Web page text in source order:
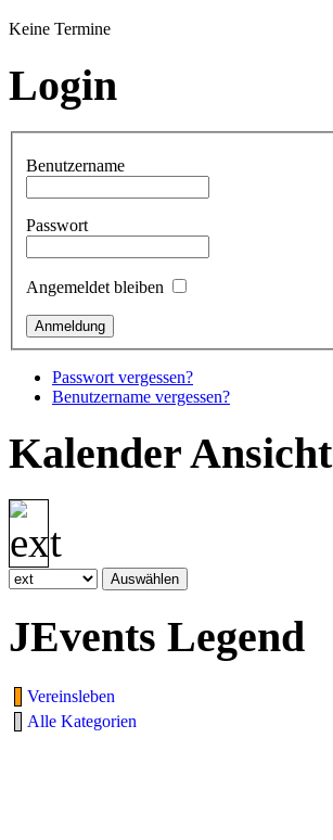
Keine Termine
Login
Benutzername
Passwort
Angemeldet bleiben
Passwort vergessen?
Benutzername vergessen?
Kalender Ansicht
JEvents Legend
Vereinsleben
Alle Kategorien